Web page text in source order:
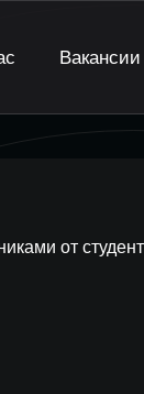
Вакансии
от